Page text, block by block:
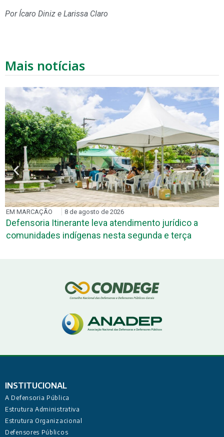
Por Ícaro Diniz e Larissa Claro
Mais notícias
EM MARCAÇÃO 8 de agosto de 2026
Defensoria Itinerante leva atendimento jurídico a
comunidades indígenas nesta segunda e terça
INSTITUCIONAL
A Defensoria Pública
Estrutura Administrativa
Estrutura Organizacional
Defensores Públicos